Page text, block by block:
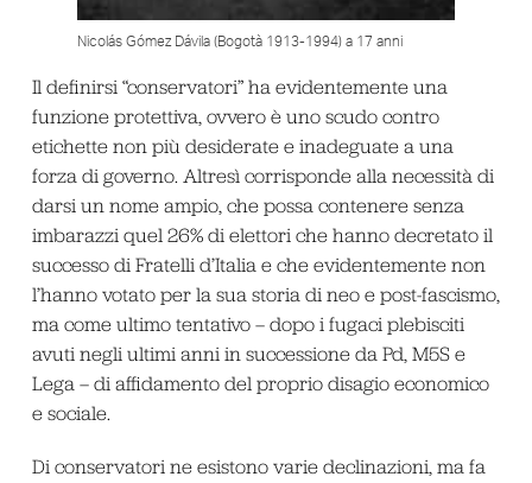
Nicolás Gómez Dávila (Bogotà 1913-1994) a 17 anni
Il definirsi “conservatori” ha evidentemente una
funzione protettiva, ovvero è uno scudo contro
etichette non più desiderate e inadeguate a una
forza di governo. Altresì corrisponde alla necessità di
darsi un nome ampio, che possa contenere senza
imbarazzi quel 26% di elettori che hanno decretato il
successo di Fratelli d’Italia e che evidentemente non
l’hanno votato per la sua storia di neo e post-fascismo,
ma come ultimo tentativo – dopo i fugaci plebisciti
avuti negli ultimi anni in successione da Pd, M5S e
Lega – di affidamento del proprio disagio economico
e sociale.
Di conservatori ne esistono varie declinazioni, ma fa